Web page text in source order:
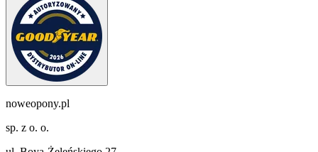
noweopony.pl
sp. z o. o.